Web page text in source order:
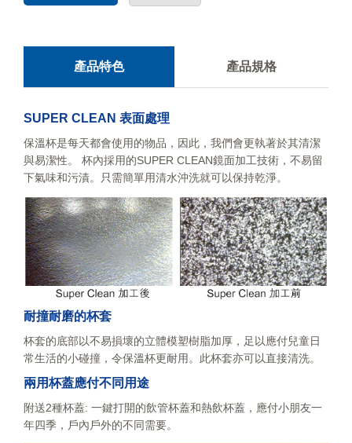
產品特色 產品規格
SUPER CLEAN 表面處理
保溫杯是每天都會使用的物品，因此，我們會更執著於其清潔
與易潔性。 杯內採用的SUPER CLEAN鏡面加工技術，不易留
下氣味和污漬。只需簡單用清水沖洗就可以保持乾淨。
耐撞耐磨的杯套
杯套的底部以不易損壞的立體模塑樹脂加厚，足以應付兒童日
常生活的小碰撞，令保溫杯更耐用。此杯套亦可以直接清洗。
兩用杯蓋應付不同用途
附送2種杯蓋: 一鍵打開的飲管杯蓋和熱飲杯蓋，應付小朋友一
年四季，戶內戶外的不同需要。